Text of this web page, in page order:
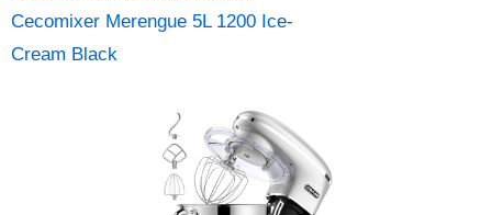
Cecomixer Merengue 5L 1200 Ice-
Cream Black